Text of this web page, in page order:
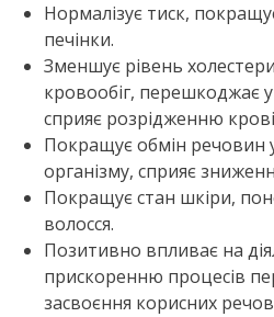
Нормалізує тиск,
печінки.
Зменшує рівень
кровообіг, перешкоджає
сприяє розрідженню
Покращує обмін речовин у
організму, сприяє
Покращує стан шкіри,
волосся.
Позитивно впливає на
прискоренню процесів
засвоєння корисних